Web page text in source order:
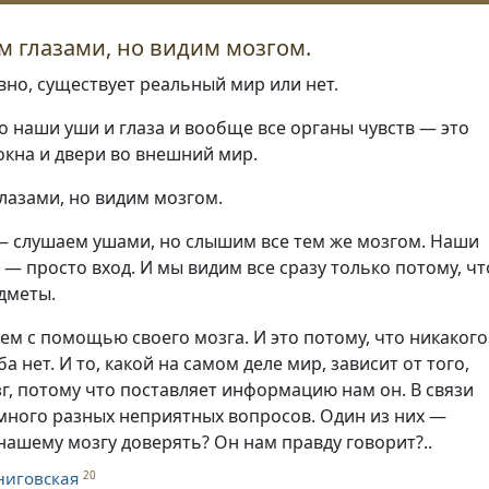
глазами, но видим мозгом.
существует реальный мир или нет.
наши уши и глаза и вообще все органы чувств — это
и двери во внешний мир.
но видим мозгом.
слушаем ушами, но слышим все тем же мозгом. Наши
— просто вход. И мы видим все сразу только потому,
с помощью своего мозга. И это потому, что никакого
нет. И то, какой на самом деле мир, зависит от того,
потому что поставляет информацию нам он. В связи
разных неприятных вопросов. Один из них —
мозгу доверять? Он нам правду говорит?..
20